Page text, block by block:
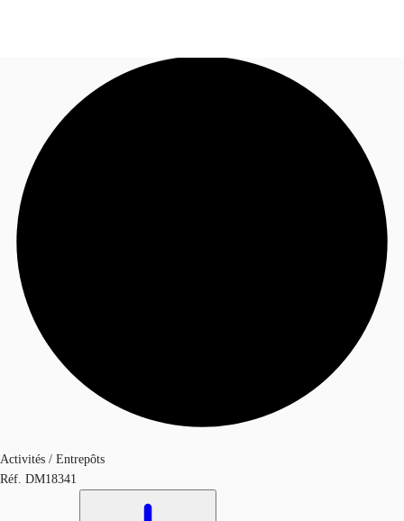
Blog
Données marchés
Appelez maintenant
Activités / Entrepôts
Réf. DM18341